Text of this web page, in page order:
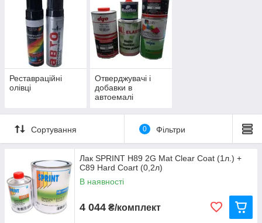
Реставраційні
олівці
Отверджувачі і
добавки в
автоемалі
Сортування 0 Фільтри
Лак SPRINT H89 2G Mat Clear Coat (1л.) +
C89 Hard Coart (0,2л)
В наявності
4 044 ₴/комплект